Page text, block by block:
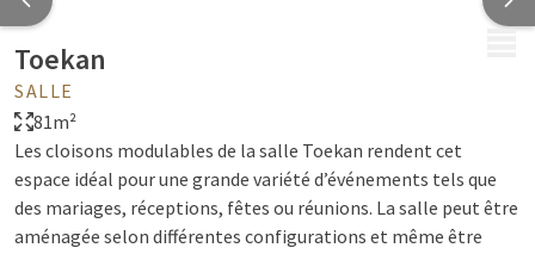
Toekan
SALLE
81m²
Les cloisons modulables de la salle Toekan rendent cet
espace idéal pour une grande variété d’événements tels que
des mariages, réceptions, fêtes ou réunions. La salle peut être
aménagée selon différentes configurations et même être